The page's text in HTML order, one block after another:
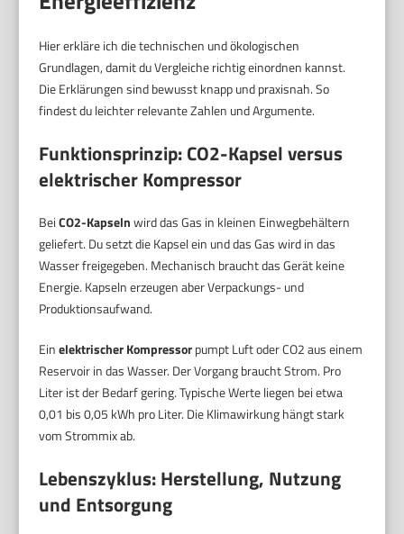
Hier erkläre ich die technischen und ökologischen
Grundlagen, damit du Vergleiche richtig einordnen kannst.
Die Erklärungen sind bewusst knapp und praxisnah. So
findest du leichter relevante Zahlen und Argumente.
Funktionsprinzip: CO2-Kapsel versus
elektrischer Kompressor
BeiCO2-Kapselnwird das Gas in kleinen Einwegbehältern
geliefert. Du setzt die Kapsel ein und das Gas wird in das
Wasser freigegeben. Mechanisch braucht das Gerät keine
Energie. Kapseln erzeugen aber Verpackungs- und
Produktionsaufwand.
Einelektrischer Kompressorpumpt Luft oder CO2 aus einem
Reservoir in das Wasser. Der Vorgang braucht Strom. Pro
Liter ist der Bedarf gering. Typische Werte liegen bei etwa
0,01 bis 0,05 kWh pro Liter. Die Klimawirkung hängt stark
vom Strommix ab.
Lebenszyklus: Herstellung, Nutzung
und Entsorgung